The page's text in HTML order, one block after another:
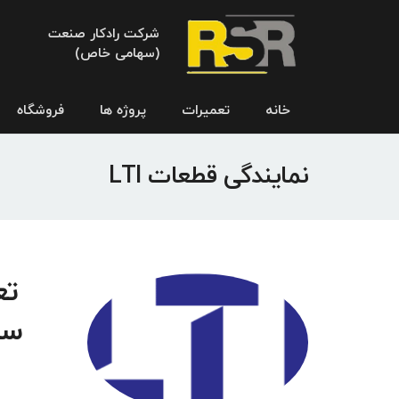
شرکت رادکار صنعت
(سهامی خاص)
خانه تعمیرات پروژه ها فروشگاه
نمایندگی قطعات LTI